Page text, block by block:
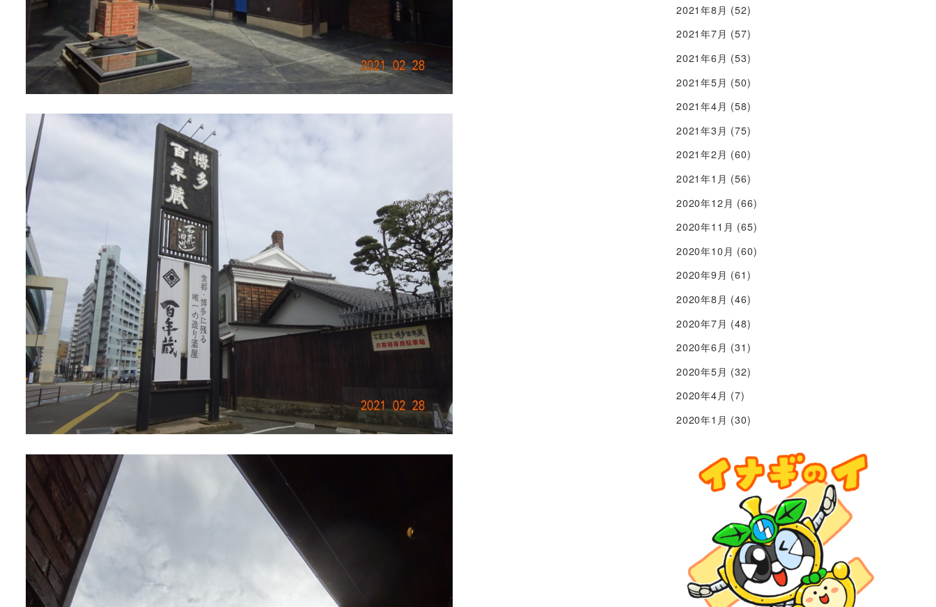
2021年8月 (52)
2021年7月 (57)
2021年6月 (53)
2021年5月 (50)
2021年4月 (58)
2021年3月 (75)
2021年2月 (60)
2021年1月 (56)
2020年12月 (66)
2020年11月 (65)
2020年10月 (60)
2020年9月 (61)
2020年8月 (46)
2020年7月 (48)
2020年6月 (31)
2020年5月 (32)
2020年4月 (7)
2020年1月 (30)